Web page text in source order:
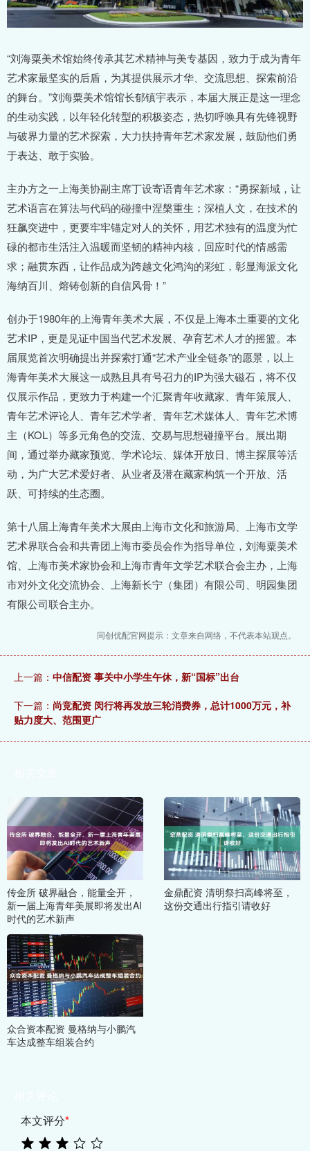
“刘海粟美术馆始终传承其艺术精神与美专基因，致力于成为青年
艺术家最坚实的后盾，为其提供展示才华、交流思想、探索前沿
的舞台。”刘海粟美术馆馆长郁镇宇表示，本届大展正是这一理念
的生动实践，以年轻化转型的积极姿态，热切呼唤具有先锋视野
与破界力量的艺术探索，大力扶持青年艺术家发展，鼓励他们勇
于表达、敢于实验。
主办方之一上海美协副主席丁设寄语青年艺术家：“勇探新域，让
艺术语言在算法与代码的碰撞中涅槃重生；深植人文，在技术的
狂飙突进中，更要牢牢锚定对人的关怀，用艺术独有的温度为忙
碌的都市生活注入温暖而坚韧的精神内核，回应时代的情感需
求；融贯东西，让作品成为跨越文化鸿沟的彩虹，彰显海派文化
海纳百川、熔铸创新的自信风骨！”
创办于1980年的上海青年美术大展，不仅是上海本土重要的文化
艺术IP，更是见证中国当代艺术发展、孕育艺术人才的摇篮。本
届展览首次明确提出并探索打通“艺术产业全链条”的愿景，以上
海青年美术大展这一成熟且具有号召力的IP为强大磁石，将不仅
仅展示作品，更致力于构建一个汇聚青年收藏家、青年策展人、
青年艺术评论人、青年艺术学者、青年艺术媒体人、青年艺术博
主（KOL）等多元角色的交流、交易与思想碰撞平台。展出期
间，通过举办藏家预览、学术论坛、媒体开放日、博主探展等活
动，为广大艺术爱好者、从业者及潜在藏家构筑一个开放、活
跃、可持续的生态圈。
第十八届上海青年美术大展由上海市文化和旅游局、上海市文学
艺术界联合会和共青团上海市委员会作为指导单位，刘海粟美术
馆、上海市美术家协会和上海市青年文学艺术联合会主办，上海
市对外文化交流协会、上海新长宁（集团）有限公司、明园集团
有限公司联合主办。
同创优配官网提示：文章来自网络，不代表本站观点。
上一篇： 中信配资 事关中小学生午休，新“国标”出台
下一篇： 尚竞配资 闵行将再发放三轮消费券，总计1000万元，补
贴力度大、范围更广
传金所 破界融合，能量全开，
新一届上海青年美展即将发出AI
时代的艺术新声
金鼎配资 清明祭扫高峰将至，
这份交通出行指引请收好
众合资本配资 曼格纳与小鹏汽
车达成整车组装合约
本文评分*